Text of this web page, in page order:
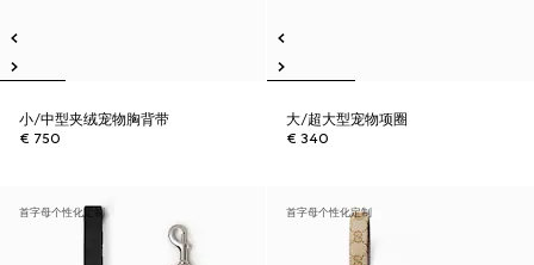
小/中型夹绒宠物胸背带
€ 750
大/超大型宠物项圈
€ 340
首字母个性化定制 首字母个性化定制